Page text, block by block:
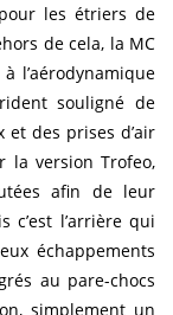
les étriers de
de cela, la MC
l’aérodynamique
souligné de
et des prises d’air
la version Trofeo,
afin de leur
l’arrière qui
échappements
au pare-chocs
simplement un